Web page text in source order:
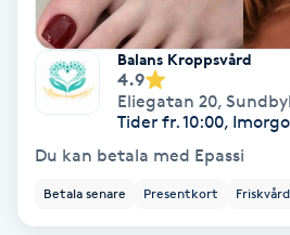
Fransar
Fransborttagning
Fransfärgning
Balans Kroppsvård
4.9
Eliegatan 20,
Tider fr. 10:00,
Du kan betala med Epassi
Betala senare Presentkort Friskvård